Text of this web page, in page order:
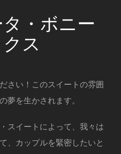
・ボニー
ス
さい！このスイートの雰囲
夢を生かされます。
スイートによって、我々は
、カップルを緊密したいと